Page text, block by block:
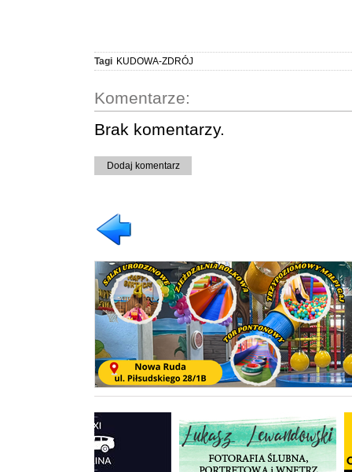
Tagi KUDOWA-ZDRÓJ
Komentarze:
Brak komentarzy.
Dodaj komentarz